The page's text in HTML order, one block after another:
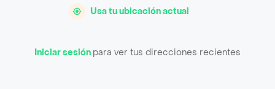
Usa tu ubicación actual
Iniciar sesión para ver tus direcciones recientes